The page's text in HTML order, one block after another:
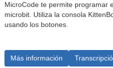
MicroCode te permite programar
microbit. Utiliza la consola
usando los botones.
Más información